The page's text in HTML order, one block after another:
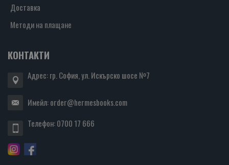
Доставка
Методи на плащане
КОНТАКТИ
Адрес: гр. София, ул. Искърско шосе №7
Имейл:order@hermesbooks.com
Телефон:0700 17 666